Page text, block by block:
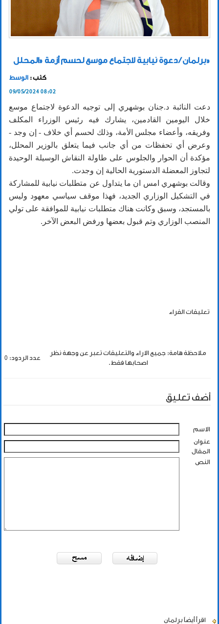
برلمان / دعوة نيابية لاجتماع موسع لحسم أزمة «المحلل»
كتب : الوسط
09/05/2024 08:02
دعت النائبة د.جنان بوشهري إلى توجيه الدعوة لاجتماع موسع
خلال اليومين القادمين، يشارك فيه رئيس الوزراء المكلف
وفريقه، وأعضاء مجلس الأمة، وذلك لحسم أي خلاف - إن وجد -
وعرض أي تحفظات من أي جانب فيما يتعلق بالوزير المحلل،
مؤكدة أن الحوار والجلوس على طاولة النقاش الوسيلة الوحيدة
لتجاوز المعضلة الدستورية الحالية إن وجدت.
‏وقالت بوشهري امس ان ما يتداول عن متطلبات نيابية للمشاركة
في التشكيل الوزاري الجديد، فهذا موقف سياسي معهود وليس
بالمستجد، وسبق وكانت هناك متطلبات نيابية للموافقة على تولي
المنصب الوزاري وتم قبول بعضها ورفض البعض الآخر.
تعليقات القراء
ملاحظة هامة: جميع الاراء والتعليقات تعبر عن وجهة نظر
اصحابها فقط.
عدد الردود: 0
أضف تعليق
الاسم
عنوان
المقال
النص
اقرأ أيضاً برلمان